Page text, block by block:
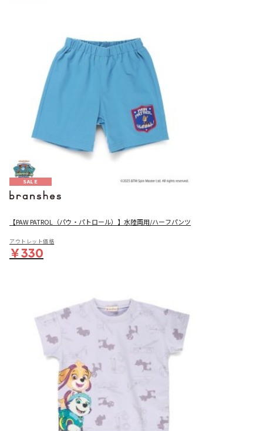
SALE
【PAW PATROL（パウ・パトロール）】水陸両用/ハーフパンツ
アウトレット価格
￥330